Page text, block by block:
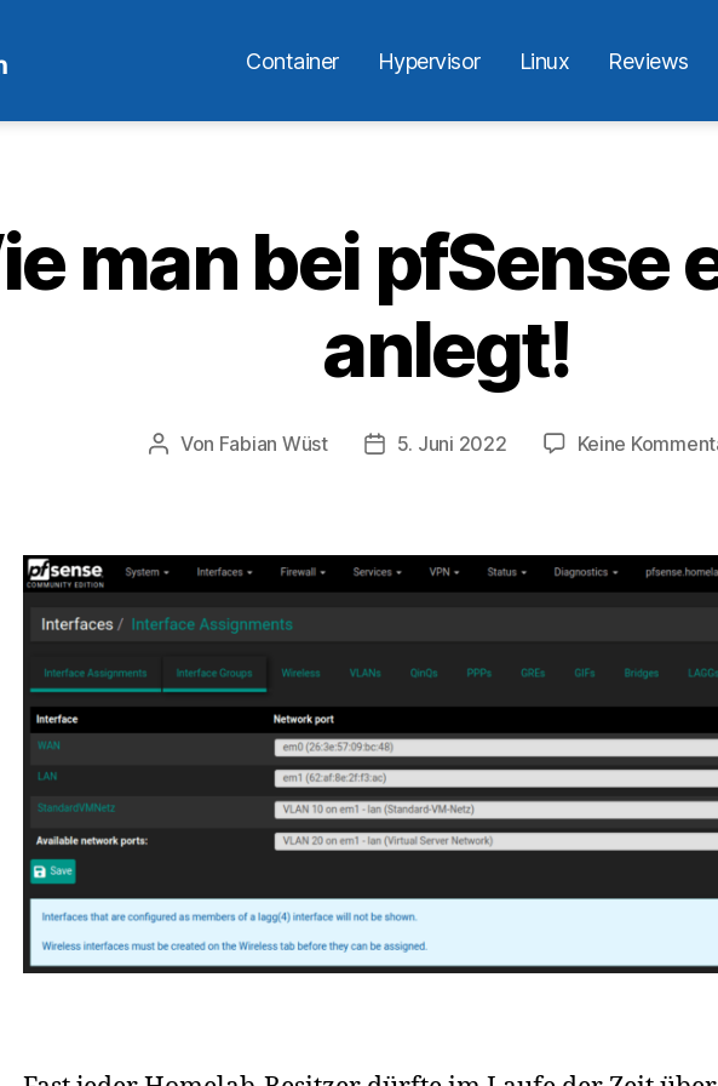
Container Hypervisor Linux Reviews
man bei pfSense
anlegt!
Beitragsautor
Von Fabian Wüst Veröffentlichungsdatum
5. Juni 2022 Keine